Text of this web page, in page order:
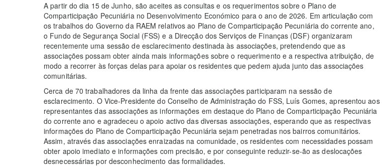
A partir do dia 15 de Junho, são aceites as consultas e os requerimentos sobre o Plano de
Comparticipação Pecuniária no Desenvolvimento Económico para o ano de 2026. Em articulação com
os trabalhos do Governo da RAEM relativos ao Plano de Comparticipação Pecuniária do corrente ano,
o Fundo de Segurança Social (FSS) e a Direcção dos Serviços de Finanças (DSF) organizaram
recentemente uma sessão de esclarecimento destinada às associações, pretendendo que as
associações possam obter ainda mais informações sobre o requerimento e a respectiva atribuição, de
modo a recorrer às forças delas para apoiar os residentes que pedem ajuda junto das associações
comunitárias.
Cerca de 70 trabalhadores da linha da frente das associações participaram na sessão de
esclarecimento. O Vice-Presidente do Conselho de Administração do FSS, Luís Gomes, apresentou aos
representantes das associações as informações em destaque do Plano de Comparticipação Pecuniária
do corrente ano e agradeceu o apoio activo das diversas associações, esperando que as respectivas
informações do Plano de Comparticipação Pecuniária sejam penetradas nos bairros comunitários.
Assim, através das associações enraizadas na comunidade, os residentes com necessidades possam
obter apoio imediato e informações com precisão, e por conseguinte reduzir-se-ão as deslocações
desnecessárias por desconhecimento das formalidades.